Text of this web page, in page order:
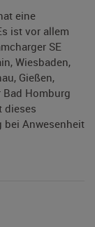
eine
ist vor allem
SE
Wiesbaden,
Gießen,
Bad Homburg
dieses
bei Anwesenheit